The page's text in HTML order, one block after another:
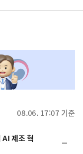
08.06. 17:07 기준
AI 제조 혁